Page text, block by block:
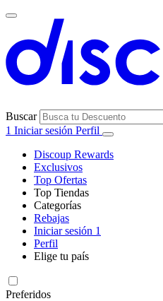
Buscar
1 Iniciar sesión Perfil
Discoup Rewards
Exclusivos
Top Ofertas
Top Tiendas
AliExpress
Categorías
Electrónica e
Rebajas
Iniciar sesión 1
Perfil
Elige tu país
Preferidos